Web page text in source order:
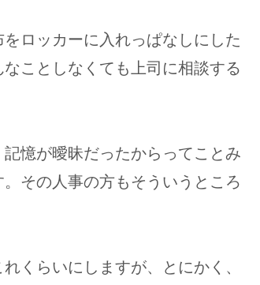
ロッカーに入れっぱなしにした
ことしなくても上司に相談する
憶が曖昧だったからってことみ
その人事の方もそういうところ
くらいにしますが、とにかく、